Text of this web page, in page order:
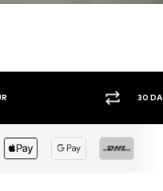
SHOPPA NU.